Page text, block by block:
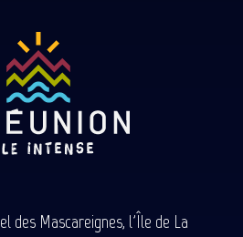
des Mascareignes, l'Île de La